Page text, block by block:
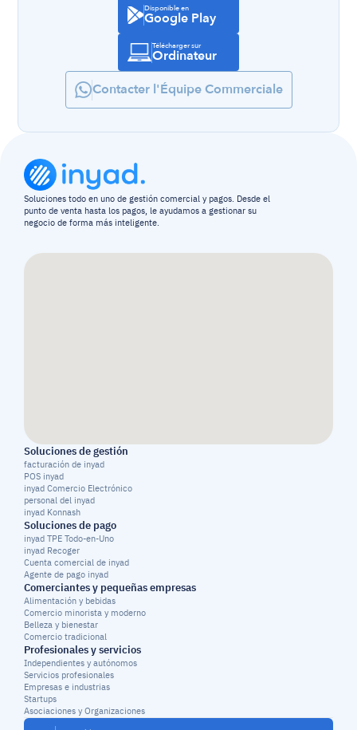
Disponible en
Google Play
Télécharger sur
Ordinateur
Contacter l'Équipe Commerciale
Soluciones todo en uno de gestión comercial y pagos. Desde el
punto de venta hasta los pagos, le ayudamos a gestionar su
negocio de forma más inteligente.
Soluciones de gestión
facturación de inyad
POS inyad
inyad Comercio Electrónico
personal del inyad
inyad Konnash
Soluciones de pago
inyad TPE Todo-en-Uno
inyad Recoger
Cuenta comercial de inyad
Agente de pago inyad
Comerciantes y pequeñas empresas
Alimentación y bebidas
Comercio minorista y moderno
Belleza y bienestar
Comercio tradicional
Profesionales y servicios
Independientes y autónomos
Servicios profesionales
Empresas e industrias
Startups
Asociaciones y Organizaciones